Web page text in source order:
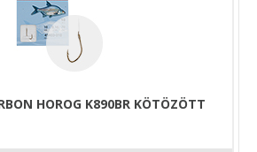
HOROG K890BR KÖTÖZÖTT